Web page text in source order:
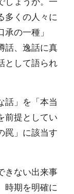
多くの人々に
の一種」
話、逸話に真
として語られ
話」を「本当
前提としてい
罠」に該当す
きない出来事
時期を明確に